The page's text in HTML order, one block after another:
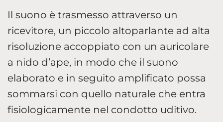
Il suono è trasmesso attraverso un
ricevitore, un piccolo altoparlante ad alta
risoluzione accoppiato con un auricolare
a nido d’ape, in modo che il suono
elaborato e in seguito amplificato possa
sommarsi con quello naturale che entra
fisiologicamente nel condotto uditivo.